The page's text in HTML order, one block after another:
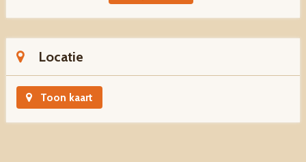
Locatie
Toon kaart